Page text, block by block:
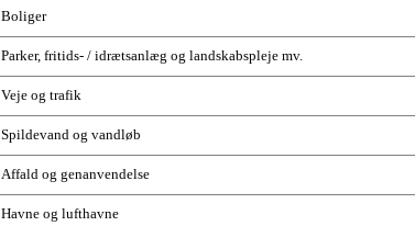
Boliger
Parker, fritids- / idrætsanlæg og landskabspleje mv.
Veje og trafik
Spildevand og vandløb
Affald og genanvendelse
Havne og lufthavne